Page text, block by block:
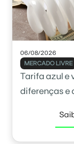
06/08/2026
MERCADO LIVRE
Tarifa azul e
diferenças e